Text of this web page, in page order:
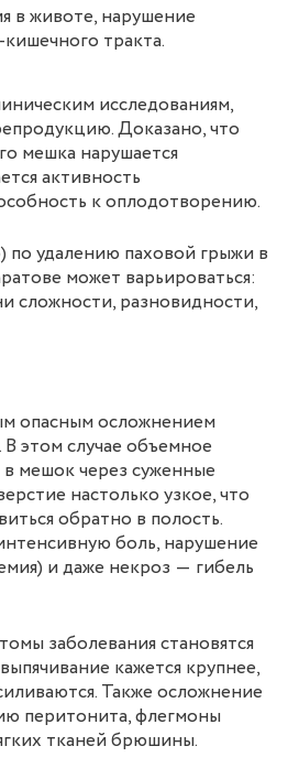
в животе, нарушение
тракта.
исследованиям,
Доказано, что
мешка нарушается
активность
к оплодотворению.
по удалению паховой грыжи в
может варьироваться:
сложности, разновидности,
опасным осложнением
этом случае объемное
мешок через суженные
настолько узкое, что
обратно в полость.
боль, нарушение
и даже некроз ― гибель
заболевания становятся
кажется крупнее,
Также осложнение
перитонита, флегмоны
тканей брюшины.